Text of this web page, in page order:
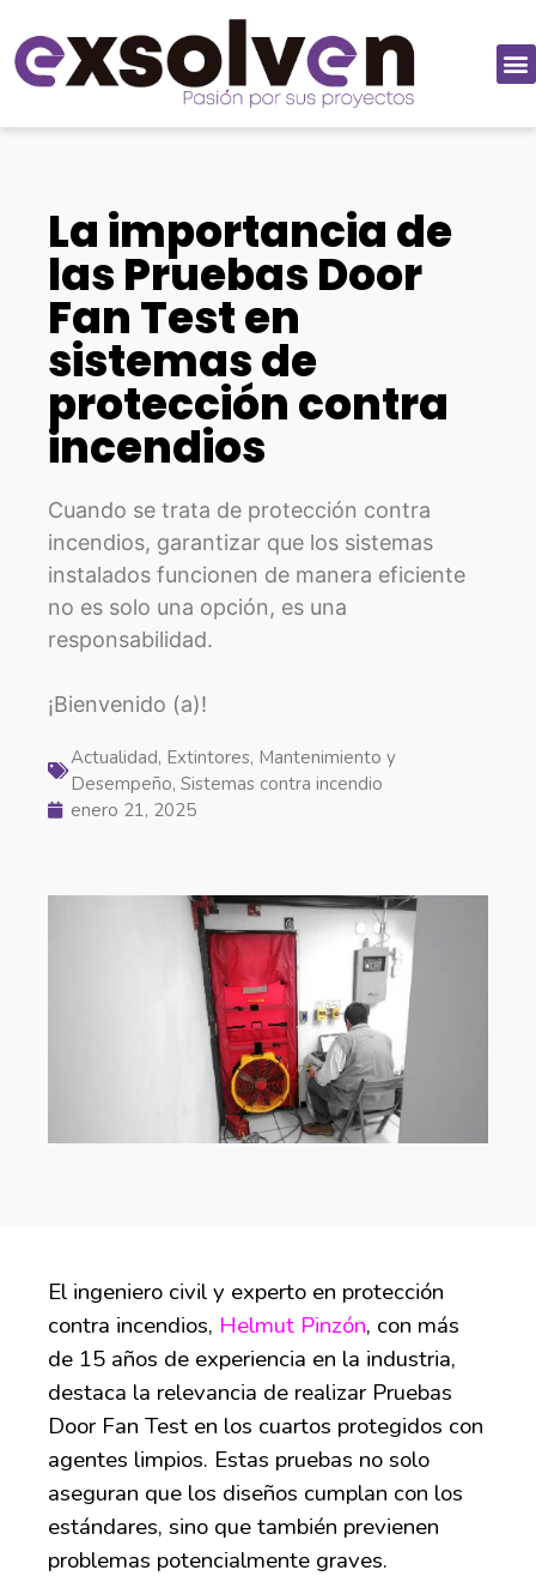
La importancia de
las Pruebas Door
Fan Test en
sistemas de
protección contra
incendios
Cuando se trata de protección contra
incendios, garantizar que los sistemas
instalados funcionen de manera eficiente
no es solo una opción, es una
responsabilidad.
¡Bienvenido (a)!
Actualidad, Extintores, Mantenimiento y
Desempeño, Sistemas contra incendio
enero 21, 2025
El ingeniero civil y experto en protección
contra incendios, Helmut Pinzón, con más
de 15 años de experiencia en la industria,
destaca la relevancia de realizar Pruebas
Door Fan Test en los cuartos protegidos con
agentes limpios. Estas pruebas no solo
aseguran que los diseños cumplan con los
estándares, sino que también previenen
problemas potencialmente graves.